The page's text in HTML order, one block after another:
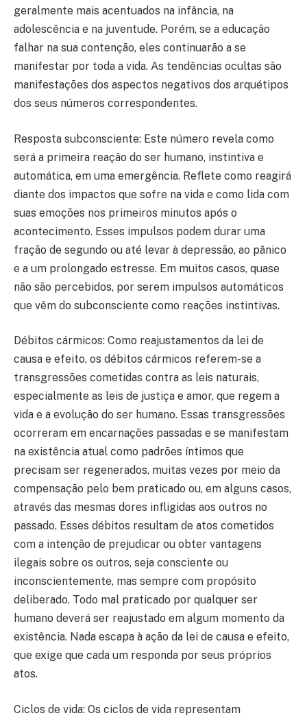
geralmente mais acentuados na infância, na
adolescência e na juventude. Porém, se a educação
falhar na sua contenção, eles continuarão a se
manifestar por toda a vida. As tendências ocultas são
manifestações dos aspectos negativos dos arquétipos
dos seus números correspondentes.
Resposta subconsciente: Este número revela como
será a primeira reação do ser humano, instintiva e
automática, em uma emergência. Reflete como reagirá
diante dos impactos que sofre na vida e como lida com
suas emoções nos primeiros minutos após o
acontecimento. Esses impulsos podem durar uma
fração de segundo ou até levar à depressão, ao pânico
e a um prolongado estresse. Em muitos casos, quase
não são percebidos, por serem impulsos automáticos
que vêm do subconsciente como reações instintivas.
Débitos cármicos: Como reajustamentos da lei de
causa e efeito, os débitos cármicos referem-se a
transgressões cometidas contra as leis naturais,
especialmente as leis de justiça e amor, que regem a
vida e a evolução do ser humano. Essas transgressões
ocorreram em encarnações passadas e se manifestam
na existência atual como padrões íntimos que
precisam ser regenerados, muitas vezes por meio da
compensação pelo bem praticado ou, em alguns casos,
através das mesmas dores infligidas aos outros no
passado. Esses débitos resultam de atos cometidos
com a intenção de prejudicar ou obter vantagens
ilegais sobre os outros, seja consciente ou
inconscientemente, mas sempre com propósito
deliberado. Todo mal praticado por qualquer ser
humano deverá ser reajustado em algum momento da
existência. Nada escapa à ação da lei de causa e efeito,
que exige que cada um responda por seus próprios
atos.
Ciclos de vida: Os ciclos de vida representam